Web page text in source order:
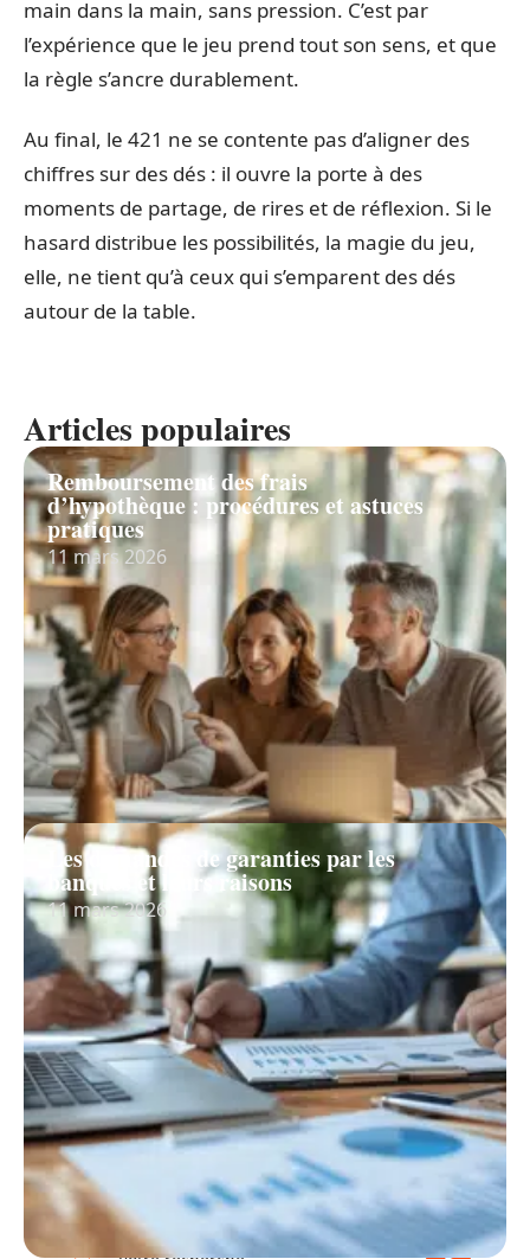
main dans la main, sans pression. C’est par
l’expérience que le jeu prend tout son sens, et que
la règle s’ancre durablement.
Au final, le 421 ne se contente pas d’aligner des
chiffres sur des dés : il ouvre la porte à des
moments de partage, de rires et de réflexion. Si le
hasard distribue les possibilités, la magie du jeu,
elle, ne tient qu’à ceux qui s’emparent des dés
autour de la table.
Articles populaires
Remboursement des frais
d’hypothèque : procédures et astuces
pratiques
11 mars 2026
Les demandes de garanties par les
banques et leurs raisons
11 mars 2026
Recherche